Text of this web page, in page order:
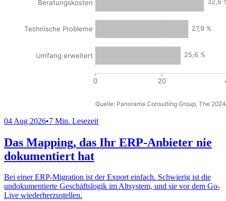
04 Aug 2026•7 Min. Lesezeit
Das Mapping, das Ihr ERP-Anbieter nie
dokumentiert hat
Bei einer ERP-Migration ist der Export einfach. Schwierig ist die
undokumentierte Geschäftslogik im Altsystem, und sie vor dem Go-
Live wiederherzustellen.